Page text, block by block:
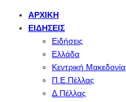
ΑΡΧΙΚΉ
ΕΙΔΉΣΕΙΣ
Ειδήσεις
Ελλάδα
Κεντρική Μακεδονία
Π.Ε.Πέλλας
Δ.Πέλλας